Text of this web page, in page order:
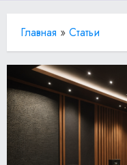
Главная » Статьи